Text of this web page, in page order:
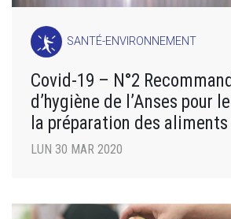
SANTÉ-ENVIRONNEMENT
Covid-19 – N°2
d’hygiène de l’Anses pour
la préparation des aliments
LUN 30 MAR 2020